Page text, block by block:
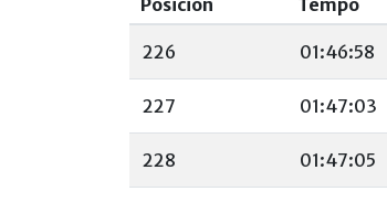
Posición Tempo
226 01:46:58
227 01:47:03
228 01:47:05